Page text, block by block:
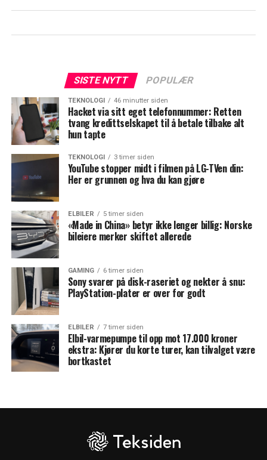
SISTE NYTT POPULÆR
TEKNOLOGI 46 minutter siden
Hacket via sitt eget telefonnummer: Retten
tvang kredittselskapet til å betale tilbake alt
hun tapte
TEKNOLOGI 3 timer siden
YouTube stopper midt i filmen på LG-TVen din:
Her er grunnen og hva du kan gjøre
ELBILER 5 timer siden
«Made in China» betyr ikke lenger billig: Norske
bileiere merker skiftet allerede
GAMING 6 timer siden
Sony svarer på disk-raseriet og nekter å snu:
PlayStation-plater er over for godt
ELBILER 7 timer siden
Elbil-varmepumpe til opp mot 17.000 kroner
ekstra: Kjører du korte turer, kan tilvalget være
bortkastet